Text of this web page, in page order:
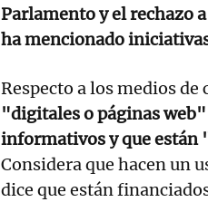
Parlamento y el rechazo
ha mencionado
Respecto a los medios
"digitales o páginas
informativos y que
Considera que hacen un
dice que están